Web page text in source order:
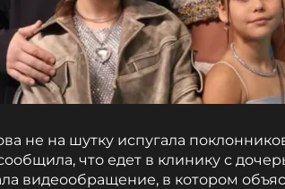
не на шутку испугала
что едет в клинику с
видеообращение, в котором